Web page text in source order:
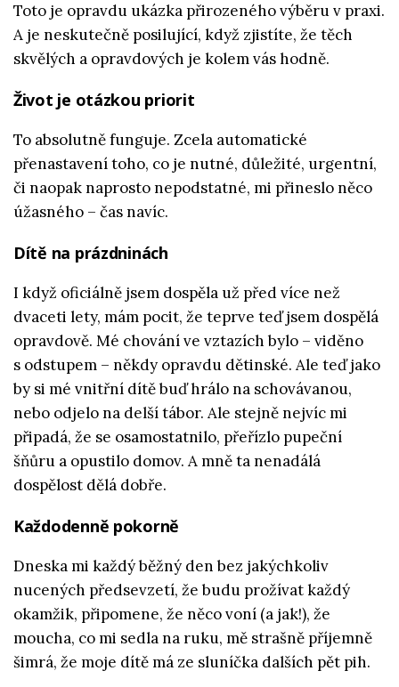
Toto je opravdu ukázka přirozeného výběru v praxi.
A je neskutečně posilující, když zjistíte, že těch
skvělých a opravdových je kolem vás hodně.
Život je otázkou priorit
To absolutně funguje. Zcela automatické
přenastavení toho, co je nutné, důležité, urgentní,
či naopak naprosto nepodstatné, mi přineslo něco
úžasného – čas navíc.
Dítě na prázdninách
I když oficiálně jsem dospěla už před více než
dvaceti lety, mám pocit, že teprve teď jsem dospělá
opravdově. Mé chování ve vztazích bylo – viděno
s odstupem – někdy opravdu dětinské. Ale teď jako
by si mé vnitřní dítě buď hrálo na schovávanou,
nebo odjelo na delší tábor. Ale stejně nejvíc mi
připadá, že se osamostatnilo, přeřízlo pupeční
šňůru a opustilo domov. A mně ta nenadálá
dospělost dělá dobře.
Každodenně pokorně
Dneska mi každý běžný den bez jakýchkoliv
nucených předsevzetí, že budu prožívat každý
okamžik, připomene, že něco voní (a jak!), že
moucha, co mi sedla na ruku, mě strašně příjemně
šimrá, že moje dítě má ze sluníčka dalších pět pih.